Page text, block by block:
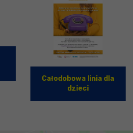
Całodobowa linia dla
dzieci